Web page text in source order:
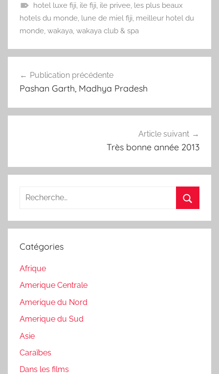
hotel luxe fiji, ile fiji, ile privee, les plus beaux
hotels du monde, lune de miel fiji, meilleur hotel du
monde, wakaya, wakaya club & spa
de
Publication précédente
Pashan Garth, Madhya Pradesh
Article suivant
Très bonne année 2013
Recherche
:
Catégories
Afrique
Amerique Centrale
Amerique du Nord
Amerique du Sud
Asie
Caraïbes
Dans les films